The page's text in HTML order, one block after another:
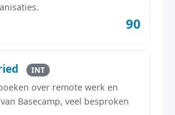
90
INT
over remote werk en
Basecamp, veel besproken